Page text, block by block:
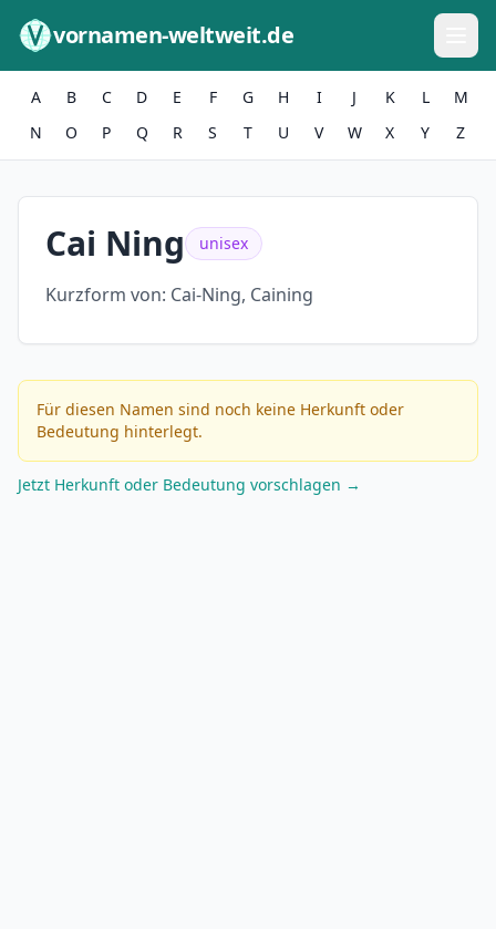
vornamen-weltweit.de
A B C D E F G H I J K L
M
N
O P Q R S T U V W X Y Z
Cai Ning unisex
Kurzform von: Cai-Ning, Caining
Für diesen Namen sind noch keine Herkunft oder
Bedeutung hinterlegt.
Jetzt Herkunft oder Bedeutung vorschlagen →